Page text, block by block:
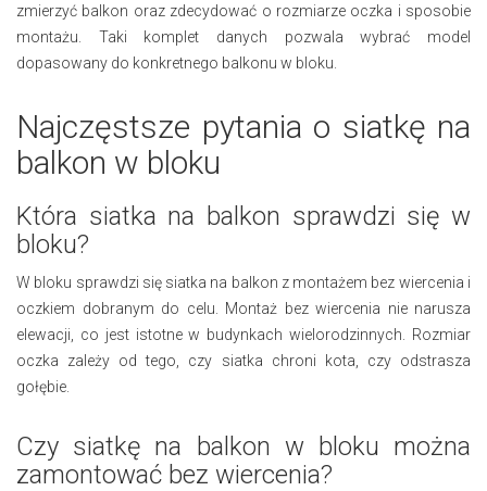
zmierzyć balkon oraz zdecydować o rozmiarze oczka i sposobie
montażu. Taki komplet danych pozwala wybrać model
dopasowany do konkretnego balkonu w bloku.
Najczęstsze pytania o siatkę na
balkon w bloku
Która siatka na balkon sprawdzi się w
bloku?
W bloku sprawdzi się siatka na balkon z montażem bez wiercenia i
oczkiem dobranym do celu. Montaż bez wiercenia nie narusza
elewacji, co jest istotne w budynkach wielorodzinnych. Rozmiar
oczka zależy od tego, czy siatka chroni kota, czy odstrasza
gołębie.
Czy siatkę na balkon w bloku można
zamontować bez wiercenia?